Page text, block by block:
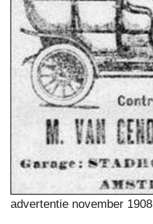
advertentie november 1908